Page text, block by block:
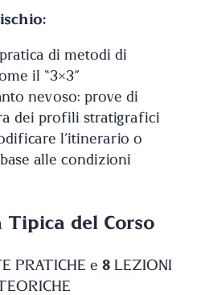
di metodi di
il “3×3”
nevoso: prove di
dei profili stratigrafici
l’itinerario o
alle condizioni
del Corso
PRATICHE e 8LEZIONI